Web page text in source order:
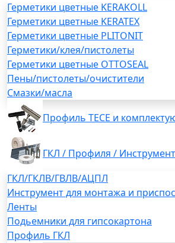
Герметики цветные KERAKOLL
Герметики цветные KERATEX
Герметики цветные PLITONIT
Герметики/клея/пистолеты
Герметики цветные OTTOSEAL
Пены/пистолеты/очистители
Смазки/масла
Профиль TECE и
ГКЛ / Профиля /
ГКЛ/ГКЛВ/ГВЛВ/АЦПЛ
Инструмент для монтажа и
Ленты
Подьемники для гипсокартона
Профиль ГКЛ